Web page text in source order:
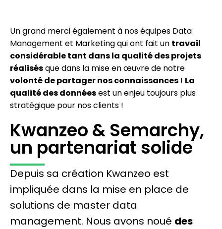
Un grand merci également à nos équipes Data
Management et Marketing qui ont fait un travail
considérable tant dans la qualité des projets
réalisésque dans la mise en œuvre de notre
volonté de partager nos connaissances ! La
qualité des donnéesest un enjeu toujours plus
stratégique pour nos clients !
Kwanzeo & Semarchy,
un partenariat solide
Depuis sa création Kwanzeo est
impliquée dans la mise en place de
solutions de master data
management. Nous avons noué des